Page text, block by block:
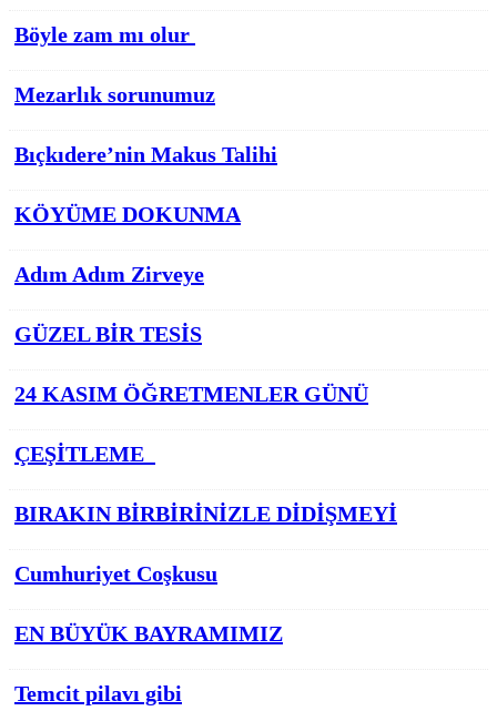
Böyle zam mı olur
Mezarlık sorunumuz
Bıçkıdere’nin Makus Talihi
KÖYÜME DOKUNMA
Adım Adım Zirveye
GÜZEL BİR TESİS
24 KASIM ÖĞRETMENLER GÜNÜ
ÇEŞİTLEME
BIRAKIN BİRBİRİNİZLE DİDİŞMEYİ
Cumhuriyet Coşkusu
EN BÜYÜK BAYRAMIMIZ
Temcit pilavı gibi